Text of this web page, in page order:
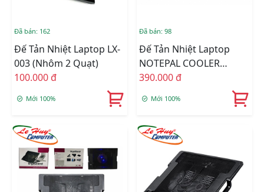
Đã bán: 162
Đế Tản Nhiệt Laptop LX-
003 (Nhôm 2 Quạt)
100.000 đ
Mới 100%
Đã bán: 98
Đế Tản Nhiệt Laptop
NOTEPAL COOLER
MASTER L100
390.000 đ
Mới 100%